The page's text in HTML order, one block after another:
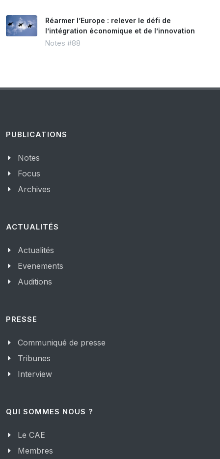
Réarmer l’Europe : relever le défi de
l’intégration économique et de l’innovation
Notes #88
PUBLICATIONS
Notes
Focus
Archives
ACTUALITÉS
Actualités
Evenements
Auditions
PRESSE
Communiqué de presse
Tribunes
Interview
QUI SOMMES NOUS ?
Le CAE
Membres